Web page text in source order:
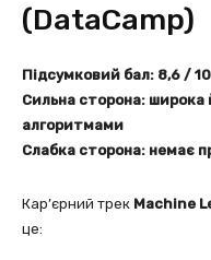
(DataCamp)
Підсумковий бал: 8,6 / 10
Сильна сторона: широка
алгоритмами
Слабка сторона: немає
Кар’єрний трек Machine
це: